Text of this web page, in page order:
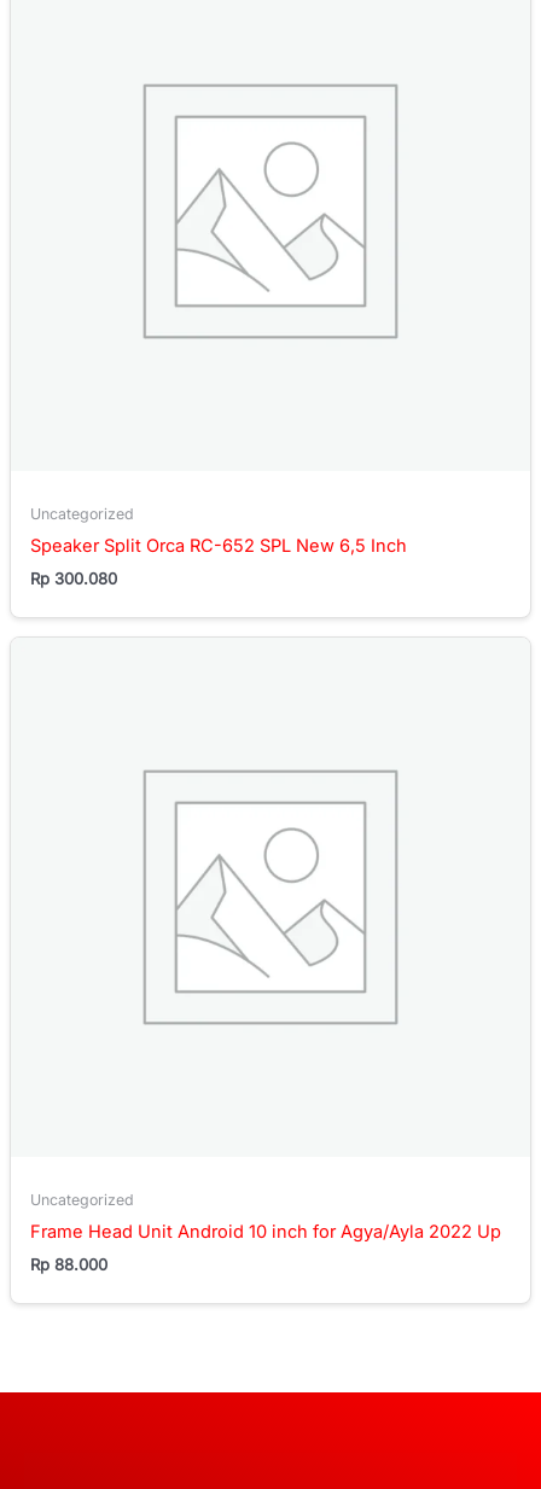
Uncategorized
Speaker Split Orca RC-652 SPL New 6,5 Inch
Rp 300.080
Uncategorized
Frame Head Unit Android 10 inch for Agya/Ayla 2022 Up
Rp 88.000